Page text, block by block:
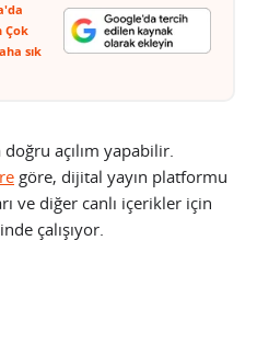
Çok
sık
doğru açılım yapabilir.
göre, dijital yayın platformu
ve diğer canlı içerikler için
çalışıyor.